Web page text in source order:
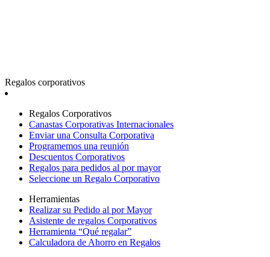
Regalos corporativos
Regalos Corporativos
Canastas Corporativas Internacionales
Enviar una Consulta Corporativa
Programemos una reunión
Descuentos Corporativos
Regalos para pedidos al por mayor
Seleccione un Regalo Corporativo
Herramientas
Realizar su Pedido al por Mayor
Asistente de regalos Corporativos
Herramienta “Qué regalar”
Calculadora de Ahorro en Regalos